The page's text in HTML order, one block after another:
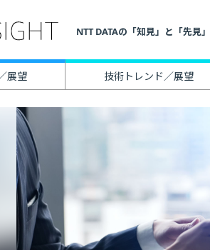
NTT DATAの「知見」と「先見
展望 技術トレンド／展望